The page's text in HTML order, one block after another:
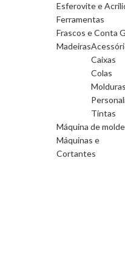
Esferovite e
Ferramentas
Frascos e Conta
Madeiras
Caixas
Colas
Molduras
Tintas
Máquina de
Máquinas e
Cortantes